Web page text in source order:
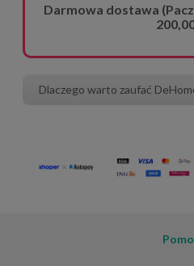
Darmowa dostawa
200,00
Dlaczego warto zaufać